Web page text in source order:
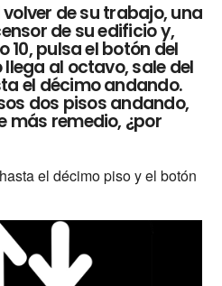
de su trabajo, una
de su edificio y,
10, pulsa el botón del
al octavo, sale del
el décimo andando.
dos pisos andando,
más remedio, ¿por
el décimo piso y el botón